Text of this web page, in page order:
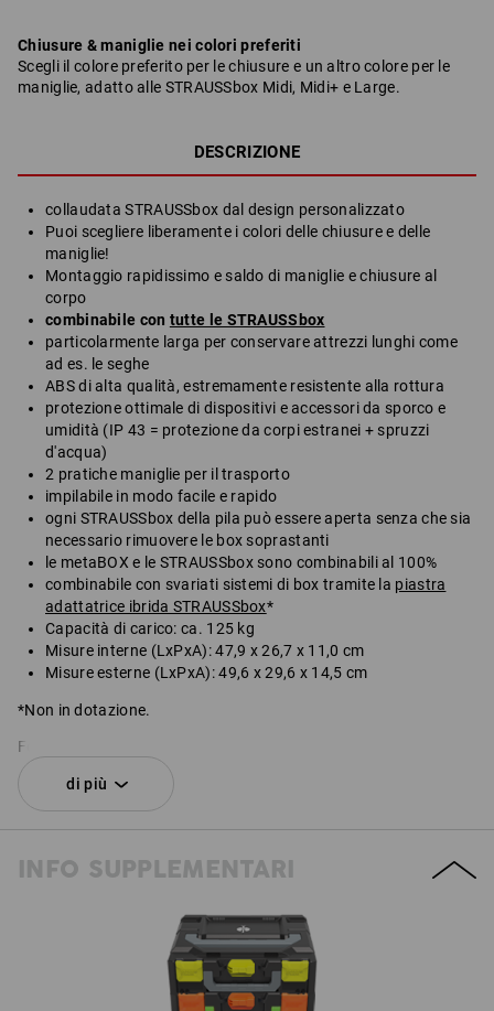
Chiusure & maniglie nei colori preferiti
Scegli il colore preferito per le chiusure e un altro colore per le
maniglie, adatto alle STRAUSSbox Midi, Midi+ e Large.
DESCRIZIONE
collaudata STRAUSSbox dal design personalizzato
Puoi scegliere liberamente i colori delle chiusure e delle
maniglie!
Montaggio rapidissimo e saldo di maniglie e chiusure al
corpo
combinabile con tutte le STRAUSSbox
particolarmente larga per conservare attrezzi lunghi come
ad es. le seghe
ABS di alta qualità, estremamente resistente alla rottura
protezione ottimale di dispositivi e accessori da sporco e
umidità (IP 43 = protezione da corpi estranei + spruzzi
d'acqua)
2 pratiche maniglie per il trasporto
impilabile in modo facile e rapido
ogni STRAUSSbox della pila può essere aperta senza che sia
necessario rimuovere le box soprastanti
le metaBOX e le STRAUSSbox sono combinabili al 100%
combinabile con svariati sistemi di box tramite la piastra
adattatrice ibrida STRAUSSbox*
Capacità di carico: ca. 125 kg
Misure interne (LxPxA): 47,9 x 26,7 x 11,0 cm
Misure esterne (LxPxA): 49,6 x 29,6 x 14,5 cm
*Non in dotazione.
Fornitura senza contenuto.
SET COSTITUITO DA:
colore: nero
Chiusure STRAUSSbox
Impugnatura anteriore uni + impugnatura del coper.
di più
INFO SUPPLEMENTARI